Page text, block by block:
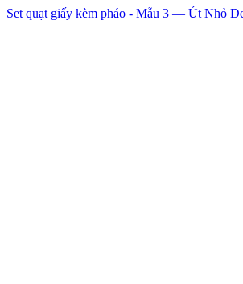
Set quạt giấy kèm pháo - Mẫu 3 — Út Nhỏ